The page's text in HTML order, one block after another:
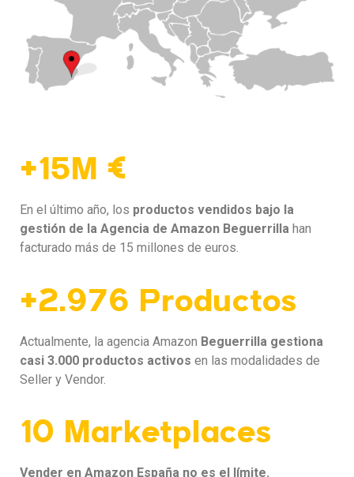
+15M €
En el último año, los productos vendidos bajo la
gestión de la Agencia de Amazon Beguerrilla han
facturado más de 15 millones de euros.
+2.976 Productos
Actualmente, la agencia Amazon Beguerrilla gestiona
casi 3.000 productos activos en las modalidades de
Seller y Vendor.
10 Marketplaces
Vender en Amazon España no es el límite.